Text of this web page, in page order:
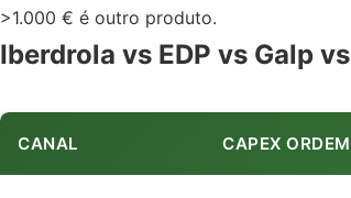
>1.000 € é outro produto.
Iberdrola vs EDP vs Galp
CANAL CAPEX